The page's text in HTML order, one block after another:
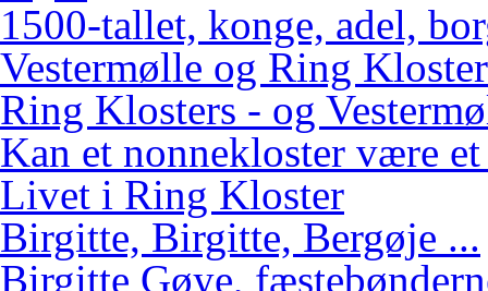
1500-tallet, konge, adel,
Vestermølle og Ring Kloster
Ring Klosters - og
Kan et nonnekloster være
Livet i Ring Kloster
Birgitte, Birgitte, Bergøje ...
Birgitte Gøye,